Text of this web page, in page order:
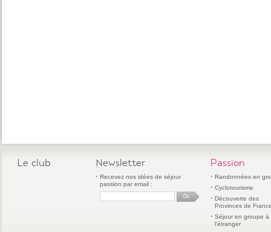
Le club Newsletter
Recevez nos idées de séjour
passion par email :
Passion
Randonnées en
Cyclotourisme
Découverte des
Provinces de
Séjour en groupe à
l'étranger